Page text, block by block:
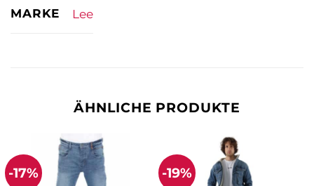
MARKE Lee
ÄHNLICHE PRODUKTE
-17% -19%